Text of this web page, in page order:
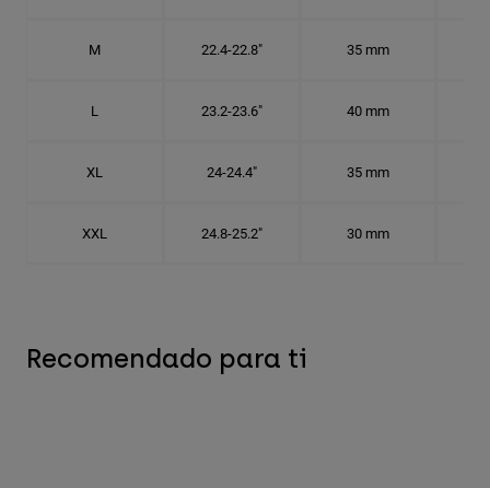
M 22.4-22.8" 35 mm
L 23.2-23.6" 40 mm
XL 24-24.4" 35 mm
XXL 24.8-25.2" 30 mm
Recomendado para ti